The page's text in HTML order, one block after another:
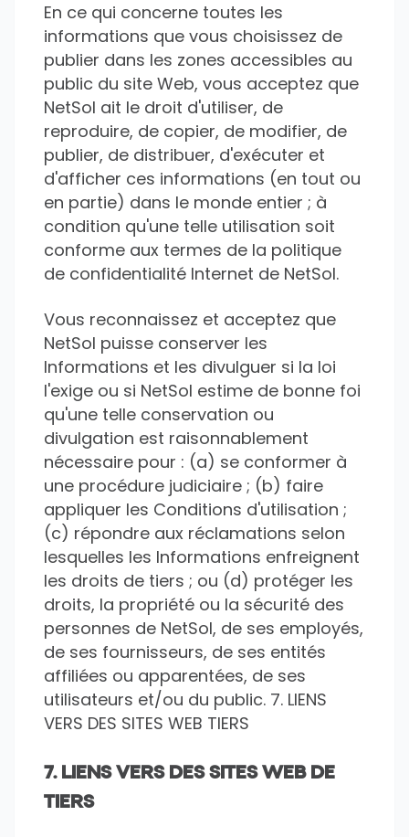
En ce qui concerne toutes les
informations que vous choisissez de
publier dans les zones accessibles au
public du site Web, vous acceptez que
NetSol ait le droit d'utiliser, de
reproduire, de copier, de modifier, de
publier, de distribuer, d'exécuter et
d'afficher ces informations (en tout ou
en partie) dans le monde entier ; à
condition qu'une telle utilisation soit
conforme aux termes de la politique
de confidentialité Internet de NetSol.
Vous reconnaissez et acceptez que
NetSol puisse conserver les
Informations et les divulguer si la loi
l'exige ou si NetSol estime de bonne foi
qu'une telle conservation ou
divulgation est raisonnablement
nécessaire pour : (a) se conformer à
une procédure judiciaire ; (b) faire
appliquer les Conditions d'utilisation ;
(c) répondre aux réclamations selon
lesquelles les Informations enfreignent
les droits de tiers ; ou (d) protéger les
droits, la propriété ou la sécurité des
personnes de NetSol, de ses employés,
de ses fournisseurs, de ses entités
affiliées ou apparentées, de ses
utilisateurs et/ou du public. 7. LIENS
VERS DES SITES WEB TIERS
7. LIENS VERS DES SITES WEB DE
TIERS